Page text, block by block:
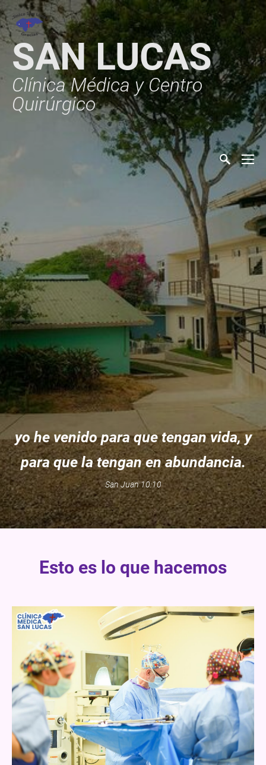
SAN LUCAS
Clínica Médica y Centro
Quirúrgico
yo he venido para que tengan vida, y
para que la tengan en abundancia.
San Juan 10:10
Esto es lo que hacemos